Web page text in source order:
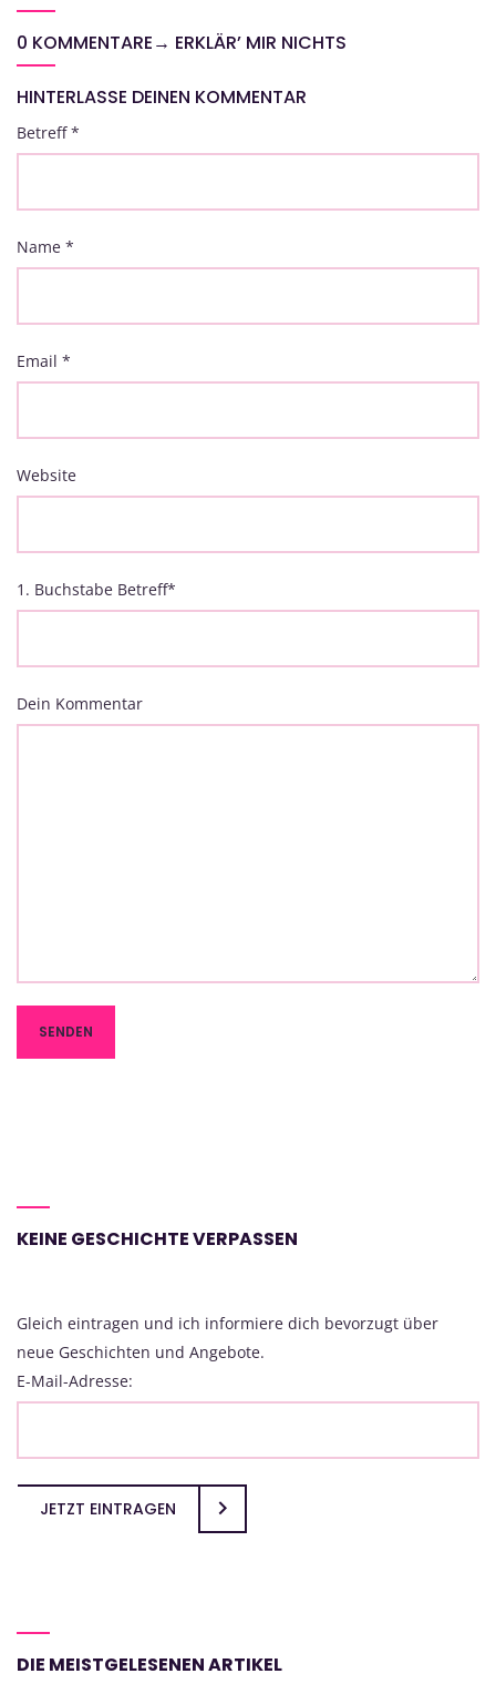
0 KOMMENTARE→ ERKLÄR’ MIR NICHTS
HINTERLASSE DEINEN KOMMENTAR
Betreff*
Name *
Email *
Website
1. Buchstabe Betreff*
Dein Kommentar
KEINE GESCHICHTE VERPASSEN
Gleich eintragen und ich informiere dich bevorzugt über
neue Geschichten und Angebote.
E-Mail-Adresse:
JETZT EINTRAGEN
DIE MEISTGELESENEN ARTIKEL